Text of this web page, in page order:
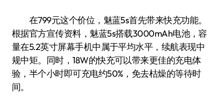
在799元这个价位，魅蓝5s首先带来快充功能。
根据官方宣传资料，魅蓝5s搭载3000mAh电池，容
量在5.2英寸屏幕手机中属于平均水平，续航表现中
规中矩。同时，18W的快充可以带来更佳的充电体
验，半个小时即可充电约50%，免去枯燥的等待时
间。